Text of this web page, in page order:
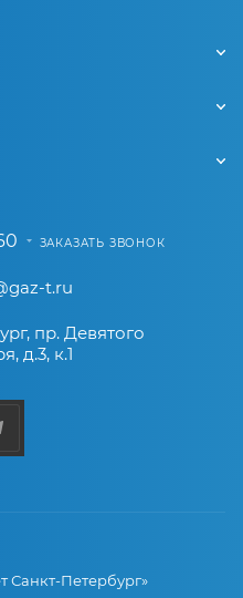
ЗАКАЗАТЬ ЗВОНОК
t.ru
, пр. Девятого
д.3, к.1
Санкт-Петербург»